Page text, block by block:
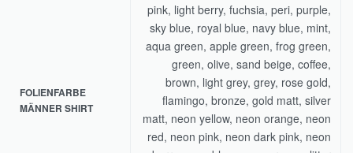
FOLIENFARBE
MÄNNER SHIRT
pink, light berry, fuchsia, peri, purple,
sky blue, royal blue, navy blue, mint,
aqua green, apple green, frog green,
green, olive, sand beige, coffee,
brown, light grey, grey, rose gold,
flamingo, bronze, gold matt, silver
matt, neon yellow, neon orange, neon
red, neon pink, neon dark pink, neon